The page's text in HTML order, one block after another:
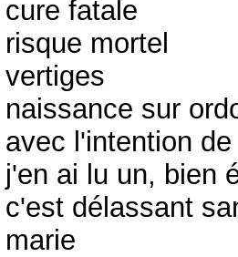
cure fatale
risque mortel
vertiges
naissance sur
avec l'intention de
j'en ai lu un, bien
c'est délassant
marie